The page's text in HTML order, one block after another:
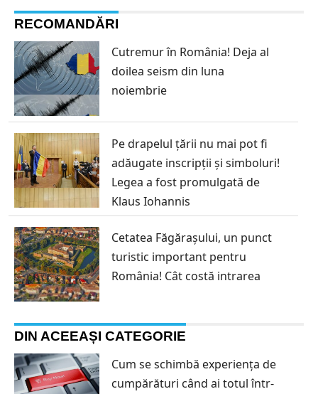
RECOMANDĂRI
Cutremur în România! Deja al
doilea seism din luna
noiembrie
Pe drapelul țării nu mai pot fi
adăugate inscripții și simboluri!
Legea a fost promulgată de
Klaus Iohannis
Cetatea Făgărașului, un punct
turistic important pentru
România! Cât costă intrarea
DIN ACEEAȘI CATEGORIE
Cum se schimbă experiența de
cumpărături când ai totul într-